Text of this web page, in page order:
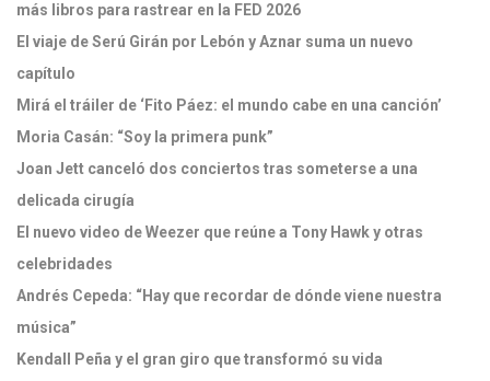
más libros para rastrear en la FED 2026
El viaje de Serú Girán por Lebón y Aznar suma un nuevo
capítulo
Mirá el tráiler de ‘Fito Páez: el mundo cabe en una canción’
Moria Casán: “Soy la primera punk”
Joan Jett canceló dos conciertos tras someterse a una
delicada cirugía
El nuevo video de Weezer que reúne a Tony Hawk y otras
celebridades
Andrés Cepeda: “Hay que recordar de dónde viene nuestra
música”
Kendall Peña y el gran giro que transformó su vida